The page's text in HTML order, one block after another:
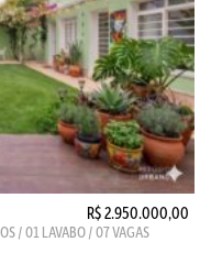
R$ 2.950.000,00
/ 01 LAVABO / 07 VAGAS